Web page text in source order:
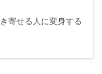
寄せる人に変身する